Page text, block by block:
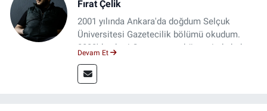
Fırat Çelik
2001 yılında Ankara'da doğdum Selçuk
Üniversitesi Gazetecilik bölümü okudum.
2023'den beri Genç gazete bünyesinde haber
Devam Et